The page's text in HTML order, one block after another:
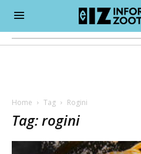
Home Tag Rogini
Tag: rogini